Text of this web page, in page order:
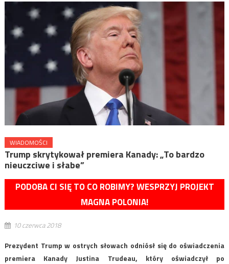
WIADOMOŚCI
Trump skrytykował premiera Kanady: „To bardzo
nieuczciwe i słabe”
PODOBA CI SIĘ TO CO ROBIMY? WESPRZYJ PROJEKT
MAGNA POLONIA!
10 czerwca 2018
Prezydent Trump w ostrych słowach odniósł się do oświadczenia
premiera Kanady Justina Trudeau, który oświadczył po